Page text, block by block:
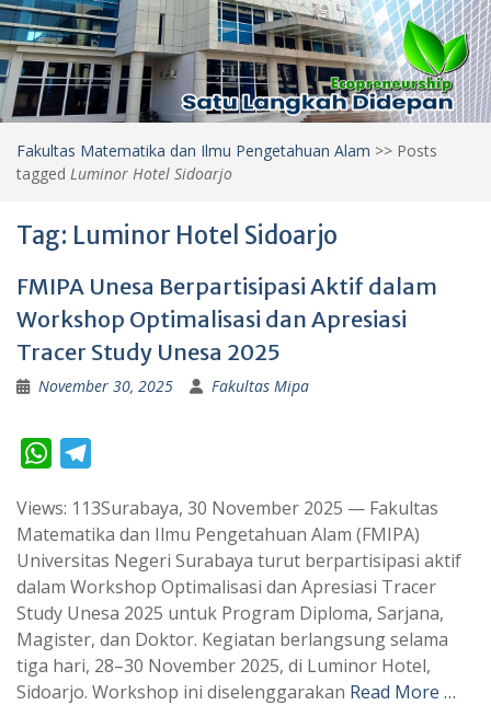
Fakultas Matematika dan Ilmu Pengetahuan Alam >> Posts
tagged Luminor Hotel Sidoarjo
Tag: Luminor Hotel Sidoarjo
FMIPA Unesa Berpartisipasi Aktif dalam
Workshop Optimalisasi dan Apresiasi
Tracer Study Unesa 2025
November 30, 2025 Fakultas Mipa
W
a
t
s
A
p
p
l
e
g
r
a
m
Views: 113Surabaya, 30 November 2025 — Fakultas
Matematika dan Ilmu Pengetahuan Alam (FMIPA)
Universitas Negeri Surabaya turut berpartisipasi aktif
dalam Workshop Optimalisasi dan Apresiasi Tracer
Study Unesa 2025 untuk Program Diploma, Sarjana,
Magister, dan Doktor. Kegiatan berlangsung selama
tiga hari, 28–30 November 2025, di Luminor Hotel,
Sidoarjo. Workshop ini diselenggarakan Read More …